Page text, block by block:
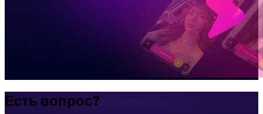
Есть вопрос?